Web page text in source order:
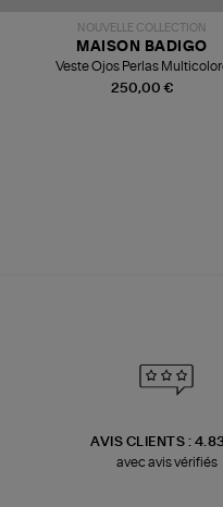
NOUVELLE COLLECTION
250,00 €
MAISON BADIGO
Veste Ojos Perlas
AVIS CLIENTS :
avec avis vérifiés